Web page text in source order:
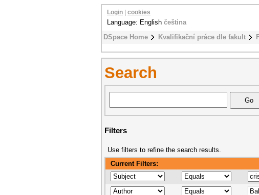
DSpace Home Kvalifikační práce dle fakult
Login cookies
Language: English čeština
Search
Filters
Use filters to refine the search results.
Current Filters: